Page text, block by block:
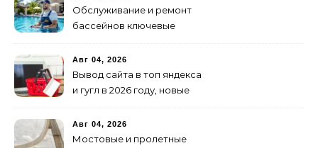
Обслуживание и ремонт
бассейнов ключевые
Авг 04, 2026
Вывод сайта в топ яндекса
и гугл в 2026 году, новые
Авг 04, 2026
Мостовые и пролетные